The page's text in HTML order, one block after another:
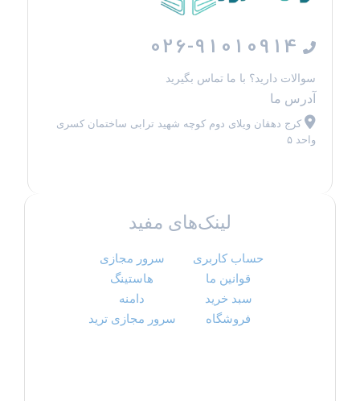
026-91010914
سوالات دارید؟ با ما تماس بگیرید
آدرس ما
کرج دهقان ویلای دوم کوچه شهید ترابی ساختمان کسری
واحد ۵
لینک‌های مفید
حساب کاربری
قوانین ما
سبد خرید
فروشگاه
سرور مجازی
هاستینگ
دامنه
سرور مجازی ترید